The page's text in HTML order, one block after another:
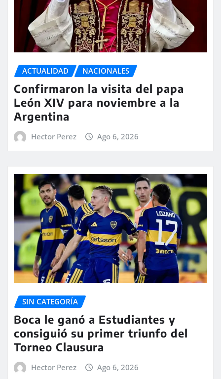
ACTUALIDAD NACIONALES
Confirmaron la visita del papa
León XIV para noviembre a la
Argentina
Hector Perez Ago 6, 2026
SIN CATEGORÍA
Boca le ganó a Estudiantes y
consiguió su primer triunfo del
Torneo Clausura
Hector Perez Ago 6, 2026